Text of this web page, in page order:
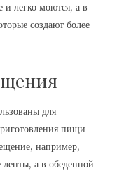
и легко моются, а в
создают более
для
пищи
например,
а в обеденной